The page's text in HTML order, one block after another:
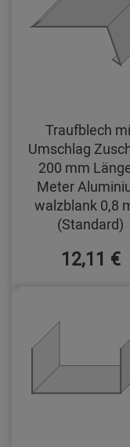
Traufblech
Umschlag
200 mm
Meter
walzblank 0,8
(Standard)
12,11 €